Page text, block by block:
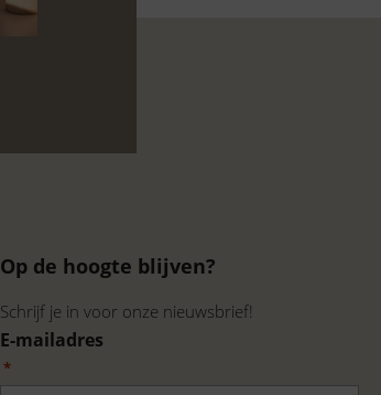
Op de hoogte blijven?
Schrijf je in voor onze nieuwsbrief!
E-mailadres
*